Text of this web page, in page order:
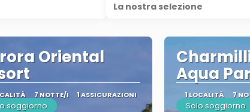
La nostra selezione
Oriental
7 NOTTE/I 1 ASSICURAZIONI
soggiorno
Aqua
1 LOCALITÀ 7
Solo soggiorno